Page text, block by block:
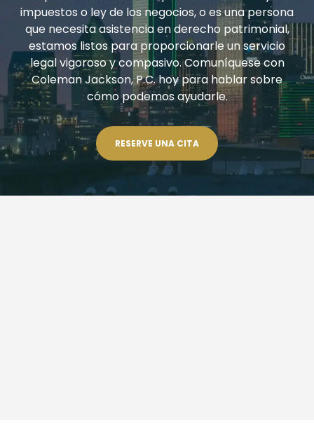
impuestos o ley de los negocios, o es una persona
que necesita asistencia en derecho patrimonial,
estamos listos para proporcionarle un servicio
legal vigoroso y compasivo. Comuníquese con
Coleman Jackson, P.C. hoy para hablar sobre
cómo podemos ayudarle.
RESERVE UNA CITA